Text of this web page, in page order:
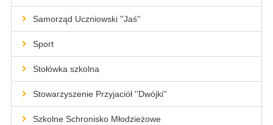
Samorząd Uczniowski ''Jaś''
Sport
Stołówka szkolna
Stowarzyszenie Przyjaciół ''Dwójki''
Szkolne Schronisko Młodzieżowe